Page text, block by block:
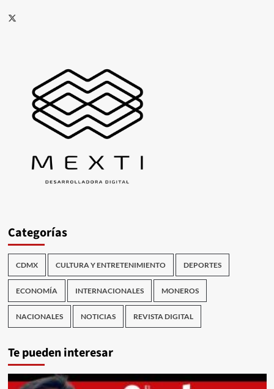
X
Categorías
CDMX CULTURA Y ENTRETENIMIENTO DEPORTES
ECONOMÍA INTERNACIONALES MONEROS
NACIONALES NOTICIAS REVISTA DIGITAL
Te pueden interesar